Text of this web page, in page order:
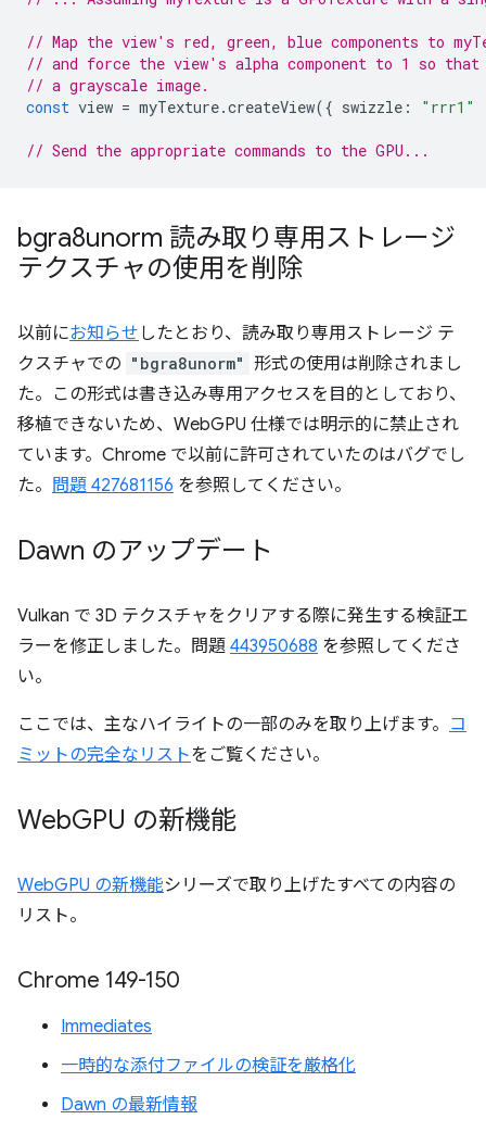
// Map the view's red, green, blue components to
// and force the view's alpha component to 1 so
// a grayscale image.
const view = myTexture.createView({ swizzle : "rrr1"
// Send the appropriate commands to the GPU...
bgra8unorm 読み取り専用ストレージ
テクスチャの使用を削除
以前にお知らせ したとおり、読み取り専用ストレージ テ
クスチャでの "bgra8unorm" 形式の使用は削除されまし
た。この形式は書き込み専用アクセスを目的としており、
移植できないため、WebGPU 仕様では明示的に禁止され
ています。Chrome で以前に許可されていたのはバグでし
た。 問題 427681156 を参照してください。
Dawn のアップデート
Vulkan で 3D テクスチャをクリアする際に発生する検証エ
ラーを修正しました。問題 443950688 を参照してくださ
い。
ここでは、主なハイライトの一部のみを取り上げます。 コ
ミットの完全なリストをご覧ください。
WebGPU の新機能
WebGPU の新機能シリーズで取り上げたすべての内容の
リスト。
Chrome 149-150
Immediates
一時的な添付ファイルの検証を厳格化
Dawn の最新情報